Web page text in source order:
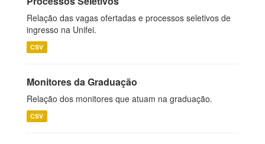
Relação das vagas ofertadas e processos seletivos de
ingresso na Unifei.
CSV
Monitores da Graduação
Relação dos monitores que atuam na graduação.
CSV